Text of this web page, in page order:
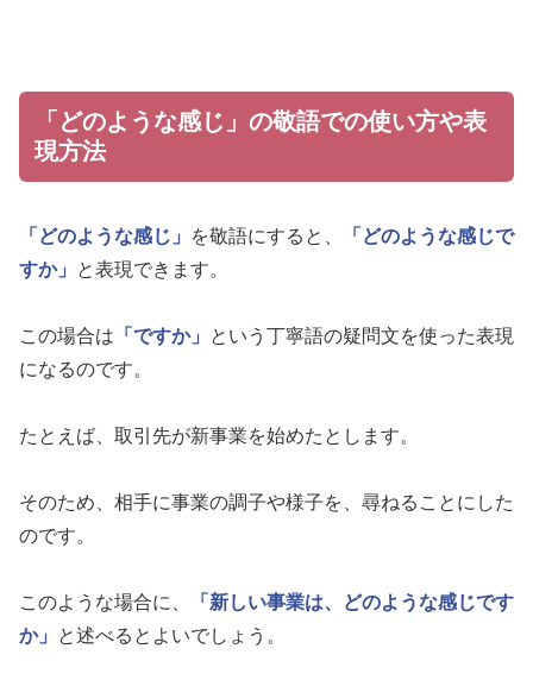
「どのような感じ」の敬語での使い方や表
現方法
「どのような感じ」 を敬語にすると、
「どのような感じで
すか」
と表現できます。
この場合は 「ですか」
という丁寧語の疑問文を使った表現
になるのです。
たとえば、取引先が新事業を始めたとします。
そのため、相手に事業の調子や様子を、尋ねることにした
のです。
このような場合に、
「新しい事業は、どのような感じです
か」
と述べるとよいでしょう。